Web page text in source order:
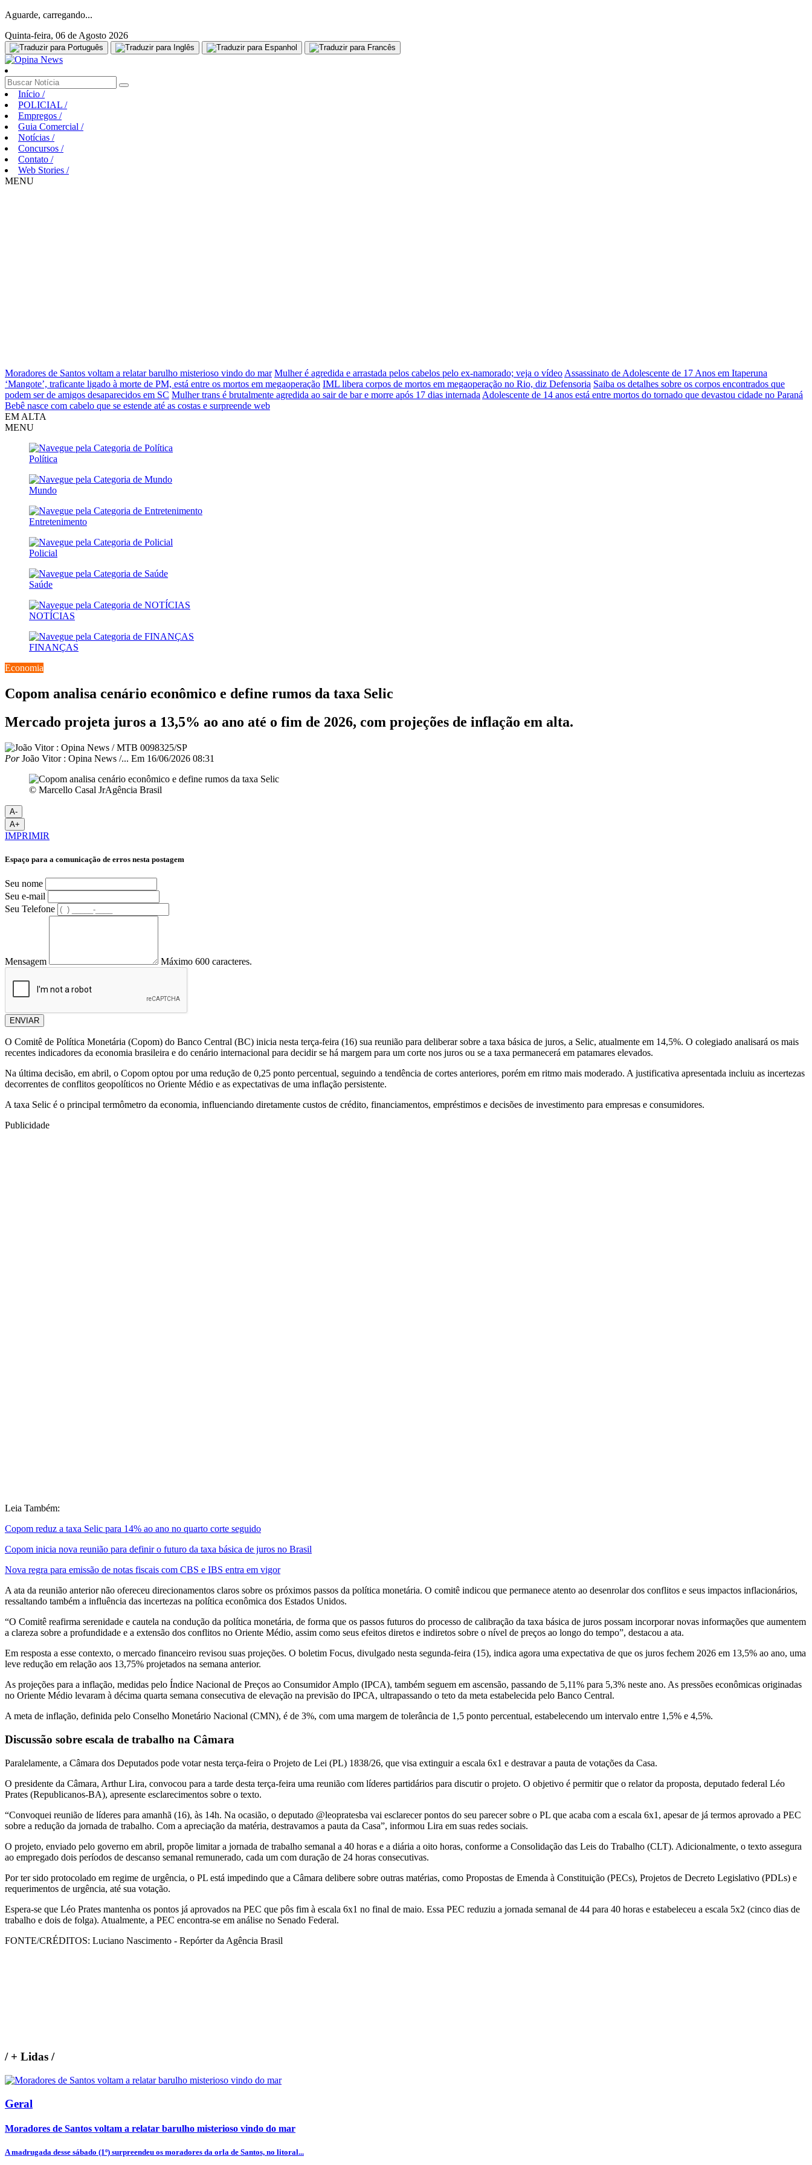
Aguarde, carregando...
Quinta-feira, 06 de Agosto 2026
Início /
POLICIAL /
Empregos /
Guia Comercial /
Notícias /
Concursos /
Contato /
Web Stories /
MENU
Moradores de Santos voltam a relatar barulho misterioso vindo do mar Mulher é agredida e arrastada pelos cabelos pelo ex-namorado; veja o vídeo Assassinato de Adolescente de 17 Anos em Itaperuna
‘Mangote’, traficante ligado à morte de PM, está entre os mortos em megaoperação IML libera corpos de mortos em megaoperação no Rio, diz Defensoria Saiba os detalhes sobre os corpos encontrados que
podem ser de amigos desaparecidos em SC Mulher trans é brutalmente agredida ao sair de bar e morre após 17 dias internada Adolescente de 14 anos está entre mortos do tornado que devastou cidade no Paraná
Bebê nasce com cabelo que se estende até as costas e surpreende web
EM ALTA
MENU
Política
Mundo
Entretenimento
Policial
Saúde
NOTÍCIAS
FINANÇAS
Economia
Copom analisa cenário econômico e define rumos da taxa Selic
Mercado projeta juros a 13,5% ao ano até o fim de 2026, com projeções de inflação em alta.
PorJoão Vitor : Opina News /... Em 16/06/2026 08:31
© Marcello Casal JrAgência Brasil
A-
A+
IMPRIMIR
Espaço para a comunicação de erros nesta postagem
Seu nome
Seu e-mail
Seu Telefone
Mensagem Máximo 600 caracteres.
ENVIAR
O Comitê de Política Monetária (Copom) do Banco Central (BC) inicia nesta terça-feira (16) sua reunião para deliberar sobre a taxa básica de juros, a Selic, atualmente em 14,5%. O colegiado analisará os mais
recentes indicadores da economia brasileira e do cenário internacional para decidir se há margem para um corte nos juros ou se a taxa permanecerá em patamares elevados.
Na última decisão, em abril, o Copom optou por uma redução de 0,25 ponto percentual, seguindo a tendência de cortes anteriores, porém em ritmo mais moderado. A justificativa apresentada incluiu as incertezas
decorrentes de conflitos geopolíticos no Oriente Médio e as expectativas de uma inflação persistente.
A taxa Selic é o principal termômetro da economia, influenciando diretamente custos de crédito, financiamentos, empréstimos e decisões de investimento para empresas e consumidores.
Publicidade
Leia Também:
Copom reduz a taxa Selic para 14% ao ano no quarto corte seguido
Copom inicia nova reunião para definir o futuro da taxa básica de juros no Brasil
Nova regra para emissão de notas fiscais com CBS e IBS entra em vigor
A ata da reunião anterior não ofereceu direcionamentos claros sobre os próximos passos da política monetária. O comitê indicou que permanece atento ao desenrolar dos conflitos e seus impactos inflacionários,
ressaltando também a influência das incertezas na política econômica dos Estados Unidos.
“O Comitê reafirma serenidade e cautela na condução da política monetária, de forma que os passos futuros do processo de calibração da taxa básica de juros possam incorporar novas informações que aumentem
a clareza sobre a profundidade e a extensão dos conflitos no Oriente Médio, assim como seus efeitos diretos e indiretos sobre o nível de preços ao longo do tempo”, destacou a ata.
Em resposta a esse contexto, o mercado financeiro revisou suas projeções. O boletim Focus, divulgado nesta segunda-feira (15), indica agora uma expectativa de que os juros fechem 2026 em 13,5% ao ano, uma
leve redução em relação aos 13,75% projetados na semana anterior.
As projeções para a inflação, medidas pelo Índice Nacional de Preços ao Consumidor Amplo (IPCA), também seguem em ascensão, passando de 5,11% para 5,3% neste ano. As pressões econômicas originadas
no Oriente Médio levaram à décima quarta semana consecutiva de elevação na previsão do IPCA, ultrapassando o teto da meta estabelecida pelo Banco Central.
A meta de inflação, definida pelo Conselho Monetário Nacional (CMN), é de 3%, com uma margem de tolerância de 1,5 ponto percentual, estabelecendo um intervalo entre 1,5% e 4,5%.
Discussão sobre escala de trabalho na Câmara
Paralelamente, a Câmara dos Deputados pode votar nesta terça-feira o Projeto de Lei (PL) 1838/26, que visa extinguir a escala 6x1 e destravar a pauta de votações da Casa.
O presidente da Câmara, Arthur Lira, convocou para a tarde desta terça-feira uma reunião com líderes partidários para discutir o projeto. O objetivo é permitir que o relator da proposta, deputado federal Léo
Prates (Republicanos-BA), apresente esclarecimentos sobre o texto.
“Convoquei reunião de líderes para amanhã (16), às 14h. Na ocasião, o deputado @leopratesba vai esclarecer pontos do seu parecer sobre o PL que acaba com a escala 6x1, apesar de já termos aprovado a PEC
sobre a redução da jornada de trabalho. Com a apreciação da matéria, destravamos a pauta da Casa”, informou Lira em suas redes sociais.
O projeto, enviado pelo governo em abril, propõe limitar a jornada de trabalho semanal a 40 horas e a diária a oito horas, conforme a Consolidação das Leis do Trabalho (CLT). Adicionalmente, o texto assegura
ao empregado dois períodos de descanso semanal remunerado, cada um com duração de 24 horas consecutivas.
Por ter sido protocolado em regime de urgência, o PL está impedindo que a Câmara delibere sobre outras matérias, como Propostas de Emenda à Constituição (PECs), Projetos de Decreto Legislativo (PDLs) e
requerimentos de urgência, até sua votação.
Espera-se que Léo Prates mantenha os pontos já aprovados na PEC que pôs fim à escala 6x1 no final de maio. Essa PEC reduziu a jornada semanal de 44 para 40 horas e estabeleceu a escala 5x2 (cinco dias de
trabalho e dois de folga). Atualmente, a PEC encontra-se em análise no Senado Federal.
FONTE/CRÉDITOS: Luciano Nascimento - Repórter da Agência Brasil
/+ Lidas /
Geral
Moradores de Santos voltam a relatar barulho misterioso vindo do mar
A madrugada desse sábado (1º) surpreendeu os moradores da orla de Santos, no litoral...